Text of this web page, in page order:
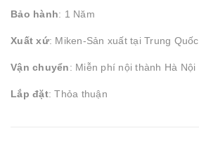
Bảo hành: 1 Năm
Xuất xứ: Miken-Sản xuất tại Trung Quốc
Vận chuyển: Miễn phí nội thành Hà Nội
Lắp đặt: Thỏa thuận